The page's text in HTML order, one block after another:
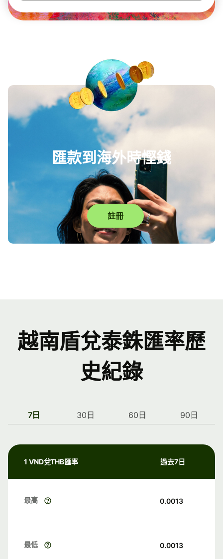
匯款到海外時慳錢
註冊
越南盾兌泰銖匯率歷
史紀錄
7日 30日 60日 90日
1 VND兌THB匯率 過去7日
最高 0.0013
最低 0.0013